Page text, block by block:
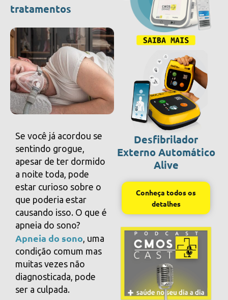
tratamentos
Se você já acordou se
sentindo grogue,
apesar de ter dormido
a noite toda, pode
estar curioso sobre o
que poderia estar
causando isso. O que é
apneia do sono?
Apneia do sono , uma
condição comum mas
muitas vezes não
diagnosticada, pode
ser a culpada.
Desfibrilador
Externo Automático
Alive
Conheça todos os
detalhes